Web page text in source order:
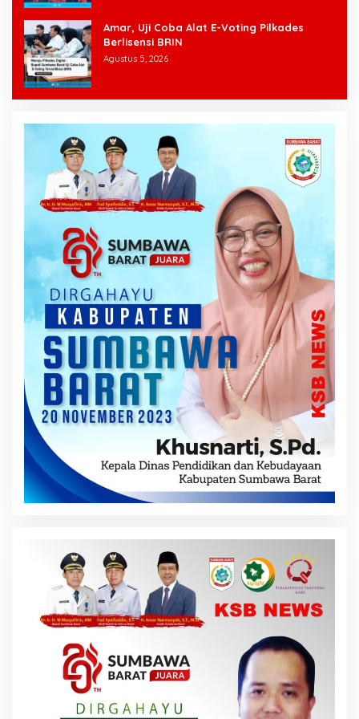
Amar, Uji Coba Alat E-Voting Pilkades
Berlisensi BRIN
Agustus 5, 2026